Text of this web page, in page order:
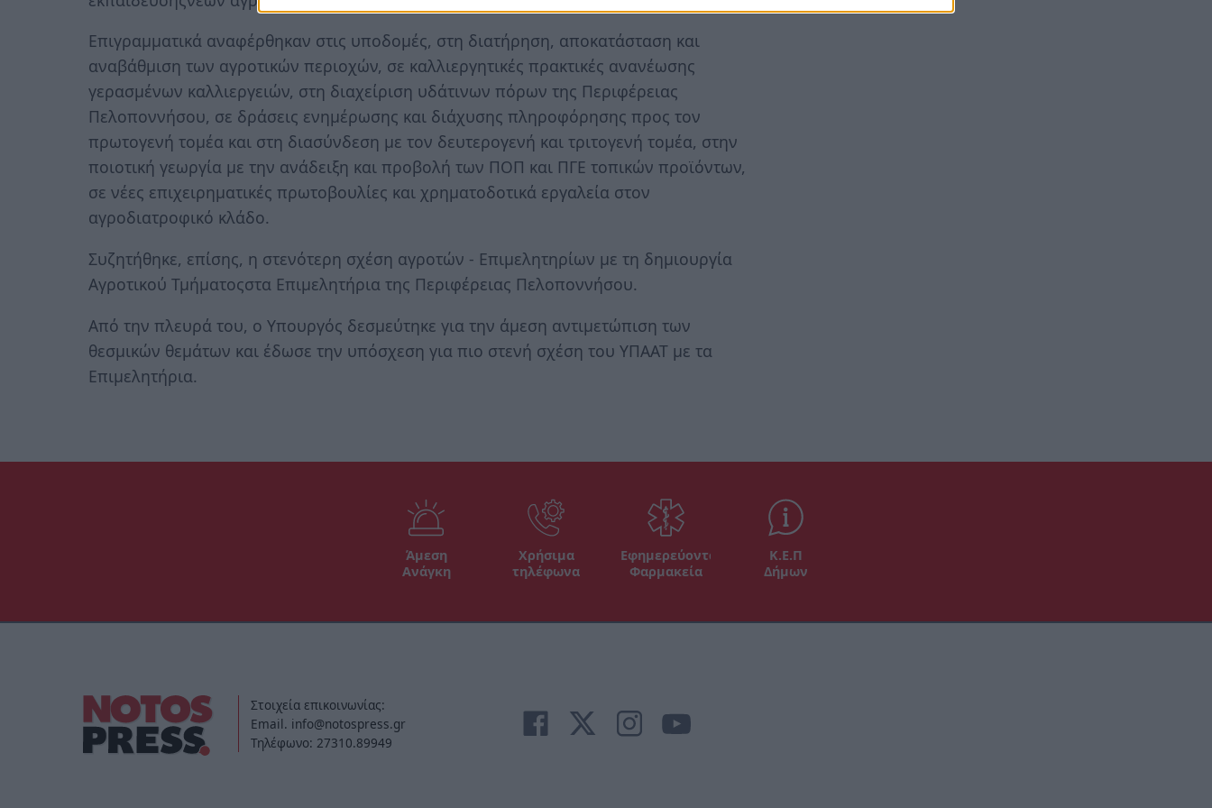
Επιγραμματικά αναφέρθηκαν στις υποδομές, στη διατήρηση, αποκατάσταση και
αναβάθμιση των αγροτικών περιοχών, σε καλλιεργητικές πρακτικές ανανέωσης
γερασμένων καλλιεργειών, στη διαχείριση υδάτινων πόρων της Περιφέρειας
Πελοποννήσου, σε δράσεις ενημέρωσης και διάχυσης πληροφόρησης προς τον
πρωτογενή τομέα και στη διασύνδεση με τον δευτερογενή και τριτογενή τομέα, στην
ποιοτική γεωργία με την ανάδειξη και προβολή των ΠΟΠ και ΠΓΕ τοπικών προϊόντων,
σε νέες επιχειρηματικές πρωτοβουλίες και χρηματοδοτικά εργαλεία στον
αγροδιατροφικό κλάδο.
Συζητήθηκε, επίσης, η στενότερη σχέση αγροτών - Επιμελητηρίων με τη δημιουργία
Αγροτικού Τμήματοςστα Επιμελητήρια της Περιφέρειας Πελοποννήσου.
Από την πλευρά του, ο Υπουργός δεσμεύτηκε για την άμεση αντιμετώπιση των
θεσμικών θεμάτων και έδωσε την υπόσχεση για πιο στενή σχέση του ΥΠΑΑΤ με τα
Επιμελητήρια.
Άμεση
Ανάγκη
Χρήσιμα
τηλέφωνα
Εφημερεύοντα
Φαρμακεία
Κ.Ε.Π
Δήμων
Στοιχεία επικοινωνίας:
Email. info@notospress.gr
Τηλέφωνο: 27310.89949